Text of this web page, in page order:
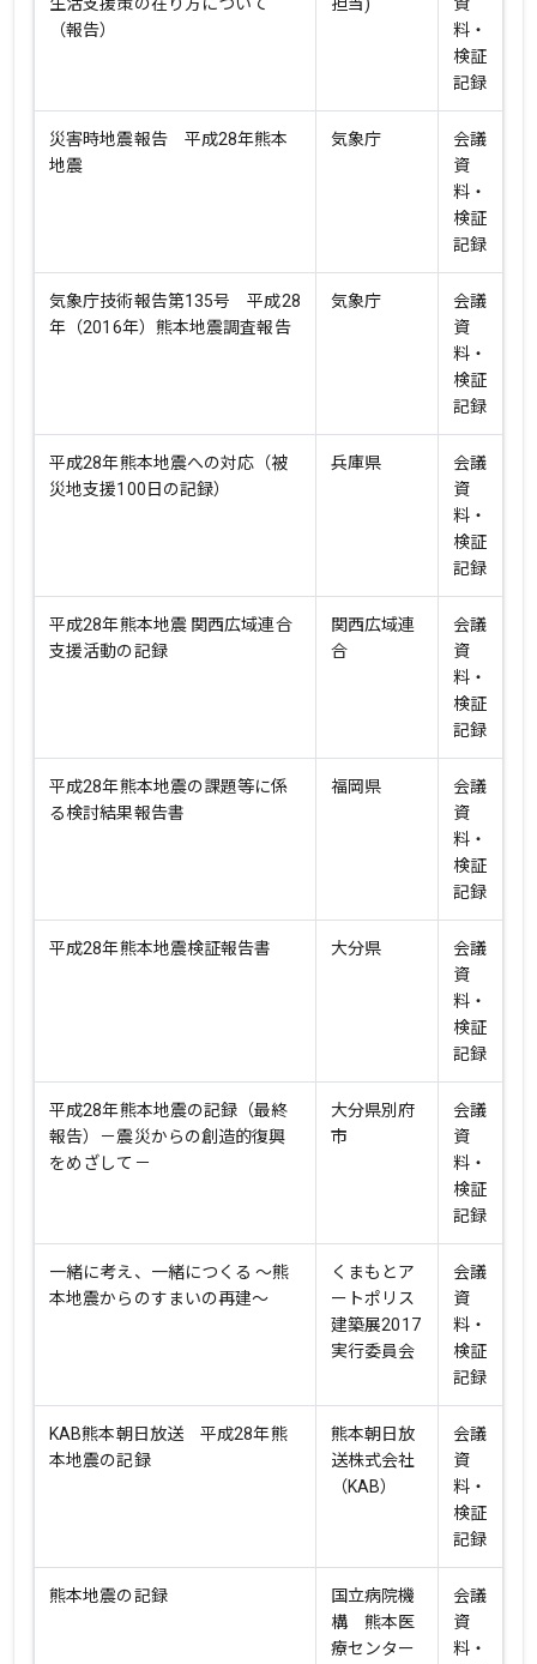
（報告）
料・
検証
記録
災害時地震報告 平成28年熊本
地震
気象庁
会議
資
料・
検証
記録
気象庁技術報告第135号 平成28
年（2016年）熊本地震調査報告
気象庁
会議
資
料・
検証
記録
平成28年熊本地震への対応（被
災地支援100日の記録）
兵庫県
会議
資
料・
検証
記録
平成28年熊本地震 関西広域連合
支援活動の記録
関西広域連
合
会議
資
料・
検証
記録
平成28年熊本地震の課題等に係
る検討結果報告書
福岡県
会議
資
料・
検証
記録
平成28年熊本地震検証報告書 大分県
会議
資
料・
検証
記録
平成28年熊本地震の記録（最終
報告）－震災からの創造的復興
をめざして－
大分県別府
市
会議
資
料・
検証
記録
一緒に考え、一緒につくる ～熊
本地震からのすまいの再建～
くまもとア
ートポリス
建築展2017
実行委員会
会議
資
料・
検証
記録
KAB熊本朝日放送 平成28年熊
本地震の記録
熊本朝日放
送株式会社
（KAB）
会議
資
料・
検証
記録
熊本地震の記録
国立病院機
構 熊本医
療センター
会議
資
料・